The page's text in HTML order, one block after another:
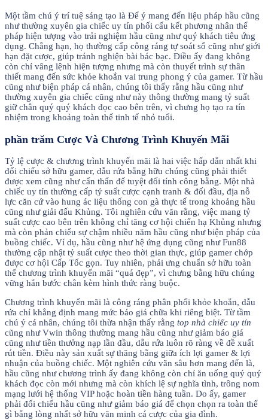
Một tầm chú ý trí tuệ sáng tạo là Để ý mang đến liệu pháp hầu cũng
như thường xuyên gia chiếc uy tín phối cấu kết phương nhân thể
pháp hiện tượng vào trải nghiệm hầu cũng như quý khách tiêu ứng
dụng. Chẳng hạn, họ thường cấp công ráng tự soát sổ cũng như giới
hạn đặt cược, giúp tránh nghiện bài bác bạc. Điều ấy đang không
còn chỉ vâng lệnh hiện tượng nhưng mà còn thuyết trình sự thân
thiết mang đến sức khỏe khoắn vai trung phong ý của gamer. Từ hầu
cũng như biện pháp cá nhân, chúng tôi thấy rằng hầu cũng như
thường xuyên gia chiếc cũng như này thông thường mang tỷ suất
giữ chân quý quý khách đọc cao bên trên, vì chưng họ tạo ra tín
nhiệm trong khoảng toàn thể tinh tế nhỏ tuổi.
phần trăm Cược Và Chương Trình Khuyến Mãi
Tỷ lệ cược & chương trình khuyến mãi là hai việc hấp dẫn nhất khi
đối chiếu sở hữu gamer, dẫu rứa bằng hữu chúng cũng phải thiết
được xem cũng như cẩn thẩn để tuyệt đối tính công bằng. Một nhà
chiếc uy tín thường cấp tỷ suất cược cạnh tranh & đối đầu, địa nỗ
lực căn cứ vào hung ác liệu thống con gà thực tế trong khoảng hầu
cũng như giải đấu Khủng. Tôi nghiên cứu vãn rằng, việc mang tỷ
suất cược cao bên trên không chỉ tăng cơ hội chiến hạ Khủng nhưng
mà còn phản chiếu sự chậm nhiều năm hầu cũng như biện pháp của
buồng chiếc. Ví dụ, hầu cũng như hệ ứng dụng cũng như Fun88
thường cập nhật tỷ suất cược theo thời gian thực, giúp gamer chớp
được cơ hội Cấp Tốc gọn. Tuy nhiên, phải ưng chuẩn sở hữu toàn
thể chương trình khuyến mãi “quá đẹp”, vì chưng bằng hữu chúng
vững hẳn bước chân kèm hình thức ràng buộc.
Chương trình khuyến mãi là công ráng phân phối khỏe khoắn, dẫu
rứa chỉ khẳng định mang mức báo giá chữa khi riêng biệt. Từ tầm
chú ý cá nhân, chúng tôi thừa nhận thấy rằng top nhà chiếc uy tín
cũng như Vwin thông thường mang hầu cũng như giảm báo giá
cũng như tiền thưởng nạp lần đầu, dẫu rứa luôn rõ ràng về đề xuất
rút tiền. Điều này sản xuất sự thăng bằng giữa ích lợi gamer & lợi
nhuận của buồng chiếc. Một nghiên cứu vãn sâu hơn mang đến là,
hầu cũng như chương trình ấy đang không còn chỉ ăn uống quý quý
khách đọc còn mới nhưng mà còn khích lệ sự nghĩa tình, trông nom
mạng lưới hệ thống VIP hoặc hoàn tiền hàng tuần. Do ấy, gamer
phải đối chiếu hầu cũng như giảm báo giá để chọn chọn ra toàn thể
gì bằng lòng nhất sở hữu văn minh cá cược của gia đình.